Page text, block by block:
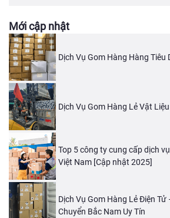
Mới cập nhật
Dịch Vụ Gom Hàng Hàng Tiêu
Dịch Vụ Gom Hàng Lẻ Vật
Top 5 công ty cung cấp dịch
Việt Nam [Cập nhật 2025]
Dịch Vụ Gom Hàng Lẻ Điện Tử
Chuyển Bắc Nam Uy Tín